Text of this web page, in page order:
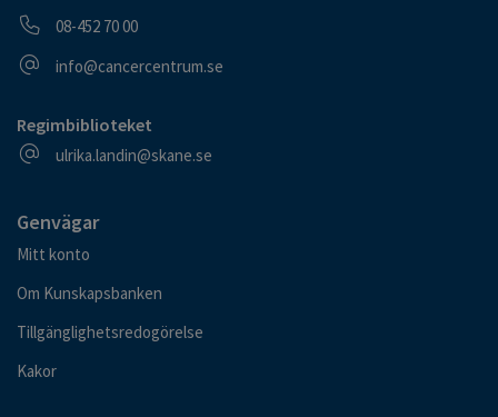
Telefonnummer
08-452 70 00
E-postadress
info@cancercentrum.se
Regimbiblioteket
E-postadress
ulrika.landin@skane.se
Genvägar
Mitt konto
Om Kunskapsbanken
Tillgänglighetsredogörelse
Kakor